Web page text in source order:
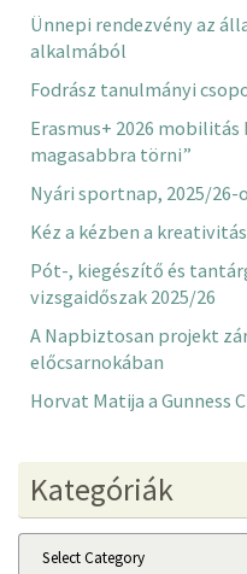
Ünnepi rendezvény az
alkalmából
Fodrász tanulmányi
Erasmus+ 2026
magasabbra törni”
Nyári sportnap, 2025/26-
Kéz a kézben a
Pót-, kiegészítő és
vizsgaidőszak 2025/26
A Napbiztosan projekt
előcsarnokában
Horvat Matija a Gunness
Kategóriák
Kategóriák